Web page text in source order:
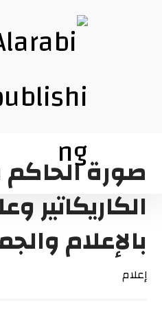
صورة
الكاريكاتير
بالإعلام
إعلام